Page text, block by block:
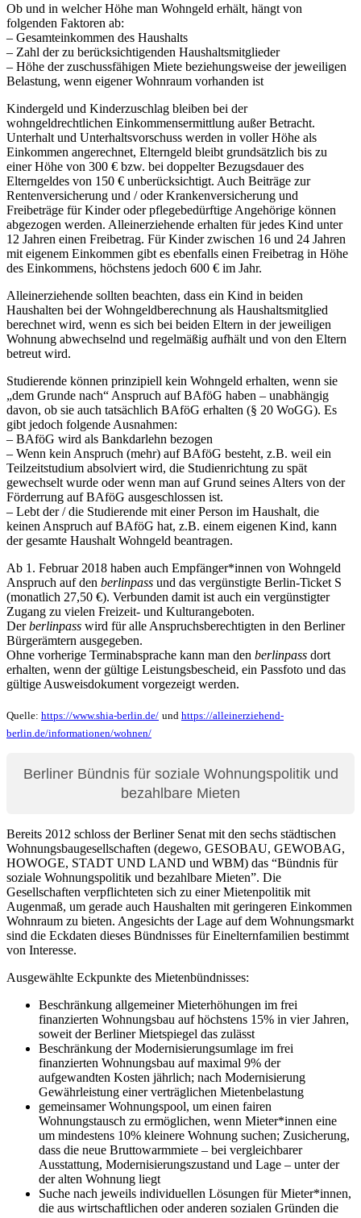
Ob und in welcher Höhe man Wohngeld erhält, hängt von
folgenden Faktoren ab:
– Gesamteinkommen des Haushalts
– Zahl der zu berücksichtigenden Haushaltsmitglieder
– Höhe der zuschussfähigen Miete beziehungsweise der jeweiligen
Belastung, wenn eigener Wohnraum vorhanden ist
Kindergeld und Kinderzuschlag bleiben bei der
wohngeldrechtlichen Einkommensermittlung außer Betracht.
Unterhalt und Unterhaltsvorschuss werden in voller Höhe als
Einkommen angerechnet, Elterngeld bleibt grundsätzlich bis zu
einer Höhe von 300 € bzw. bei doppelter Bezugsdauer des
Elterngeldes von 150 € unberücksichtigt. Auch Beiträge zur
Rentenversicherung und / oder Krankenversicherung und
Freibeträge für Kinder oder pflegebedürftige Angehörige können
abgezogen werden. Alleinerziehende erhalten für jedes Kind unter
12 Jahren einen Freibetrag. Für Kinder zwischen 16 und 24 Jahren
mit eigenem Einkommen gibt es ebenfalls einen Freibetrag in Höhe
des Einkommens, höchstens jedoch 600 € im Jahr.
Alleinerziehende sollten beachten, dass ein Kind in beiden
Haushalten bei der Wohngeldberechnung als Haushaltsmitglied
berechnet wird, wenn es sich bei beiden Eltern in der jeweiligen
Wohnung abwechselnd und regelmäßig aufhält und von den Eltern
betreut wird.
Studierende können prinzipiell kein Wohngeld erhalten, wenn sie
„dem Grunde nach“ Anspruch auf BAföG haben – unabhängig
davon, ob sie auch tatsächlich BAföG erhalten (§ 20 WoGG). Es
gibt jedoch folgende Ausnahmen:
– BAföG wird als Bankdarlehn bezogen
– Wenn kein Anspruch (mehr) auf BAföG besteht, z.B. weil ein
Teilzeitstudium absolviert wird, die Studienrichtung zu spät
gewechselt wurde oder wenn man auf Grund seines Alters von der
Förderrung auf BAföG ausgeschlossen ist.
– Lebt der / die Studierende mit einer Person im Haushalt, die
keinen Anspruch auf BAföG hat, z.B. einem eigenen Kind, kann
der gesamte Haushalt Wohngeld beantragen.
Ab 1. Februar 2018 haben auch Empfänger*innen von Wohngeld
Anspruch auf den berlinpass und das vergünstigte Berlin-Ticket S
(monatlich 27,50 €). Verbunden damit ist auch ein vergünstigter
Zugang zu vielen Freizeit- und Kulturangeboten.
Derberlinpass wird für alle Anspruchsberechtigten in den Berliner
Bürgerämtern ausgegeben.
Ohne vorherige Terminabsprache kann man den berlinpass dort
erhalten, wenn der gültige Leistungsbescheid, ein Passfoto und das
gültige Ausweisdokument vorgezeigt werden.
Quelle: https://www.shia-berlin.de/ und https://alleinerziehend-
berlin.de/informationen/wohnen/
Berliner Bündnis für soziale Wohnungspolitik und
bezahlbare Mieten
Bereits 2012 schloss der Berliner Senat mit den sechs städtischen
Wohnungsbaugesellschaften (degewo, GESOBAU, GEWOBAG,
HOWOGE, STADT UND LAND und WBM) das “Bündnis für
soziale Wohnungspolitik und bezahlbare Mieten”. Die
Gesellschaften verpflichteten sich zu einer Mietenpolitik mit
Augenmaß, um gerade auch Haushalten mit geringeren Einkommen
Wohnraum zu bieten. Angesichts der Lage auf dem Wohnungsmarkt
sind die Eckdaten dieses Bündnisses für Einelternfamilien bestimmt
von Interesse.
Ausgewählte Eckpunkte des Mietenbündnisses:
Beschränkung allgemeiner Mieterhöhungen im frei
finanzierten Wohnungsbau auf höchstens 15% in vier Jahren,
soweit der Berliner Mietspiegel das zulässt
Beschränkung der Modernisierungsumlage im frei
finanzierten Wohnungsbau auf maximal 9% der
aufgewandten Kosten jährlich; nach Modernisierung
Gewährleistung einer verträglichen Mietenbelastung
gemeinsamer Wohnungspool, um einen fairen
Wohnungstausch zu ermöglichen, wenn Mieter*innen eine
um mindestens 10% kleinere Wohnung suchen; Zusicherung,
dass die neue Bruttowarmmiete – bei vergleichbarer
Ausstattung, Modernisierungszustand und Lage – unter der
der alten Wohnung liegt
Suche nach jeweils individuellen Lösungen für Mieter*innen,
die aus wirtschaftlichen oder anderen sozialen Gründen die